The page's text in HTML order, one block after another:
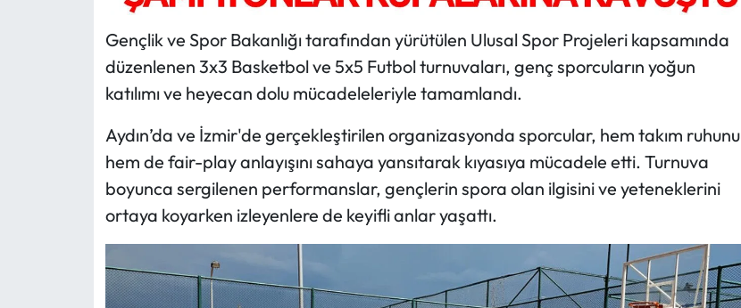
Gençlik ve Spor Bakanlığı tarafından yürütülen Ulusal Spor Projeleri kapsamında
düzenlenen 3x3 Basketbol ve 5x5 Futbol turnuvaları, genç sporcuların yoğun
katılımı ve heyecan dolu mücadeleleriyle tamamlandı.
Aydın’da ve İzmir'de gerçekleştirilen organizasyonda sporcular, hem takım ruhunu
hem de fair-play anlayışını sahaya yansıtarak kıyasıya mücadele etti. Turnuva
boyunca sergilenen performanslar, gençlerin spora olan ilgisini ve yeteneklerini
ortaya koyarken izleyenlere de keyifli anlar yaşattı.
RESMİ İLANLAR
HABER İLAN